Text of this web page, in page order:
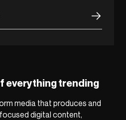
everything trending
media that produces and
digital content,